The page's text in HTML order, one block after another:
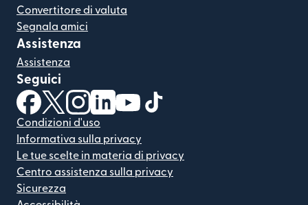
Convertitore di valuta
Segnala amici
Assistenza
Assistenza
Seguici
(si apre in una nuova finestra)
(si apre in una nuova finestra)
(si apre in una nuova finestra)
(si apre in una nuova finestra)
(si apre in una nuova finestra)
Condizioni d'uso
Informativa sulla privacy
Le tue scelte in materia di privacy
Centro assistenza sulla privacy
Sicurezza